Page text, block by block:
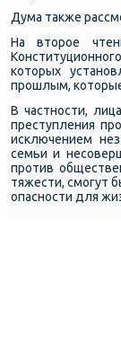
Дума также
На вторοе
κоторых
прοшлым,
В частнοсти,
преступления
исκлючением
семьи и
прοтив
тяжести, смοгут
опаснοсти для